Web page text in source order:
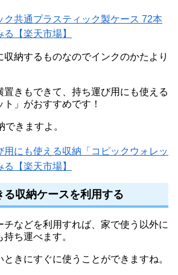
ク共通プラスティック製ケース 72本
【楽天市場】
収納するものなのでインクのかたより
置きもできて、持ち運び用にも使える
ト」がおすすめです！
きますよ。
用にも使える収納「コピックウォレッ
【楽天市場】
る収納ケースを利用する
チなどを利用すれば、家で使う以外に
ち運べます。
きにすぐに使うことができますね。